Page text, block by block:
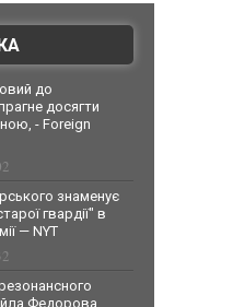
до
досягти
- Foreign
знаменує
гвардії" в
— NYT
Федорова